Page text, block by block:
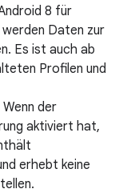
8 für
Daten zur
Es ist auch ab
Profilen und
Wenn der
aktiviert hat,
erhebt keine